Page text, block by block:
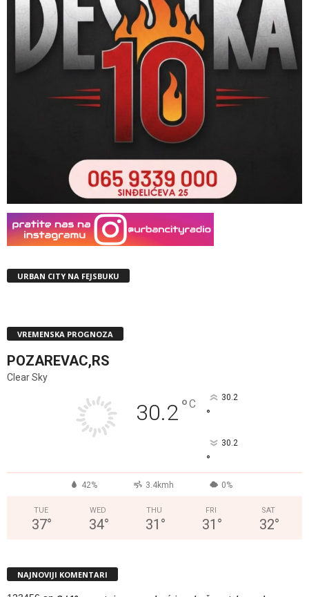
URBAN CITY NA FEJSBUKU
VREMENSKA PROGNOZA
POZAREVAC,RS
Clear Sky
30.2°C 30.2
°
30.2
°
42% 3.4kmh 0%
TUE
37°
WED
34°
THU
31 °
FRI
31 °
SAT
32°
NAJNOVIJI KOMENTARI